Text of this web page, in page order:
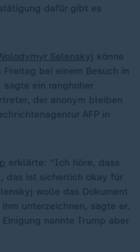
dafür gibt es
Selenskyj könne
bei einem Besuch in
sagte ein ranghoher
der anonym bleiben
AFP in
erklärte: "Ich höre, dass
das ist sicherlich okay für
wolle das Dokument
unterzeichnen, sagte er.
nannte Trump aber